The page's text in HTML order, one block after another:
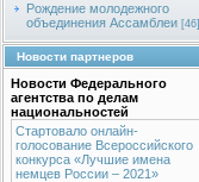
Рождение молодежного
объединения Ассамблеи [46]
Новости партнеров
Новости Федерального
агентства по делам
национальностей
Стартовало онлайн-
голосование Всероссийского
конкурса «Лучшие имена
немцев России – 2021»